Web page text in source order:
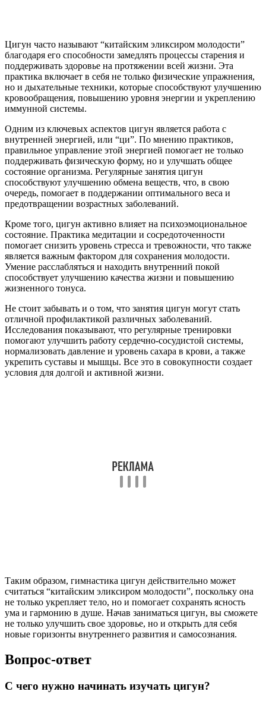
Цигун часто называют “китайским эликсиром молодости”
благодаря его способности замедлять процессы старения и
поддерживать здоровье на протяжении всей жизни. Эта
практика включает в себя не только физические упражнения,
но и дыхательные техники, которые способствуют улучшению
кровообращения, повышению уровня энергии и укреплению
иммунной системы.
Одним из ключевых аспектов цигун является работа с
внутренней энергией, или “ци”. По мнению практиков,
правильное управление этой энергией помогает не только
поддерживать физическую форму, но и улучшать общее
состояние организма. Регулярные занятия цигун
способствуют улучшению обмена веществ, что, в свою
очередь, помогает в поддержании оптимального веса и
предотвращении возрастных заболеваний.
Кроме того, цигун активно влияет на психоэмоциональное
состояние. Практика медитации и сосредоточенности
помогает снизить уровень стресса и тревожности, что также
является важным фактором для сохранения молодости.
Умение расслабляться и находить внутренний покой
способствует улучшению качества жизни и повышению
жизненного тонуса.
Не стоит забывать и о том, что занятия цигун могут стать
отличной профилактикой различных заболеваний.
Исследования показывают, что регулярные тренировки
помогают улучшить работу сердечно-сосудистой системы,
нормализовать давление и уровень сахара в крови, а также
укрепить суставы и мышцы. Все это в совокупности создает
условия для долгой и активной жизни.
Таким образом, гимнастика цигун действительно может
считаться “китайским эликсиром молодости”, поскольку она
не только укрепляет тело, но и помогает сохранять ясность
ума и гармонию в душе. Начав заниматься цигун, вы сможете
не только улучшить свое здоровье, но и открыть для себя
новые горизонты внутреннего развития и самосознания.
Вопрос-ответ
С чего нужно начинать изучать цигун?